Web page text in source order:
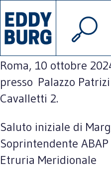
INIZIATIVE
SOSTIENICI
© 2026
Un incontro a Roma,
scomparsa di
Roma, 10 ottobre
presso Palazzo
Cavalletti 2.
Saluto iniziale di
Soprintendente
Etruria Meridionale